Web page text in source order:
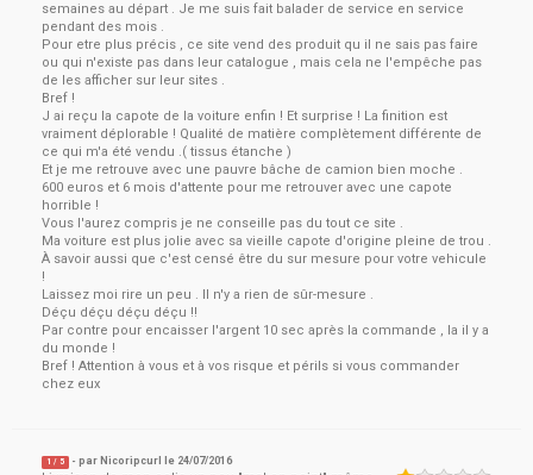
semaines au départ . Je me suis fait balader de service en service
pendant des mois .
Pour etre plus précis , ce site vend des produit qu il ne sais pas faire
ou qui n'existe pas dans leur catalogue , mais cela ne l'empêche pas
de les afficher sur leur sites .
Bref !
J ai reçu la capote de la voiture enfin ! Et surprise ! La finition est
vraiment déplorable ! Qualité de matière complètement différente de
ce qui m'a été vendu .( tissus étanche )
Et je me retrouve avec une pauvre bâche de camion bien moche .
600 euros et 6 mois d'attente pour me retrouver avec une capote
horrible !
Vous l'aurez compris je ne conseille pas du tout ce site .
Ma voiture est plus jolie avec sa vieille capote d'origine pleine de trou .
À savoir aussi que c'est censé être du sur mesure pour votre vehicule
!
Laissez moi rire un peu . Il n'y a rien de sûr-mesure .
Déçu déçu déçu déçu !!
Par contre pour encaisser l'argent 10 sec après la commande , la il y a
du monde !
Bref ! Attention à vous et à vos risque et périls si vous commander
chez eux
1 / 5 - par Nicoripcurl le 24/07/2016